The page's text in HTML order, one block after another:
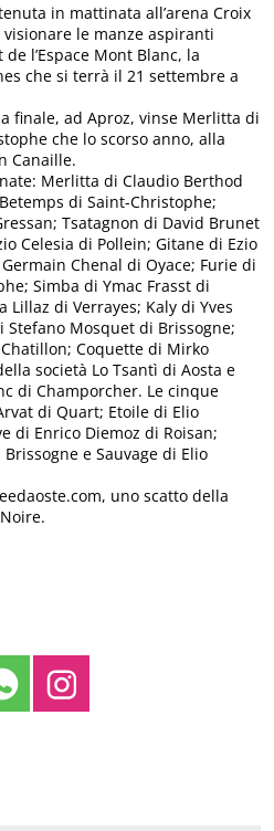
in mattinata all’arena Croix
visionare le manze aspiranti
l’Espace Mont Blanc, la
che si terrà il 21 settembre a
finale, ad Aproz, vinse Merlitta di
che lo scorso anno, alla
Canaille.
Merlitta di Claudio Berthod
di Saint-Christophe;
Tsatagnon di David Brunet
Celesia di Pollein; Gitane di Ezio
Chenal di Oyace; Furie di
Simba di Ymac Frasst di
Lillaz di Verrayes; Kaly di Yves
Mosquet di Brissogne;
Coquette di Mirko
società Lo Tsantì di Aosta e
di Champorcher. Le cinque
di Quart; Etoile di Elio
di Enrico Diemoz di Roisan;
e Sauvage di Elio
uno scatto della